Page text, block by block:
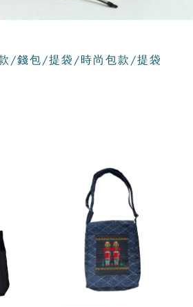
/錢包/提袋/時尚包款/提袋